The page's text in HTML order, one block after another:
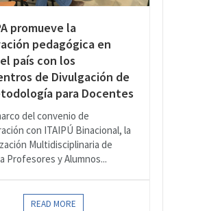
promueve la
pedagógica en
país con los
de Divulgación de
para Docentes
del convenio de
con ITAIPÚ Binacional, la
Multidisciplinaria de
Profesores y Alumnos...
READ MORE